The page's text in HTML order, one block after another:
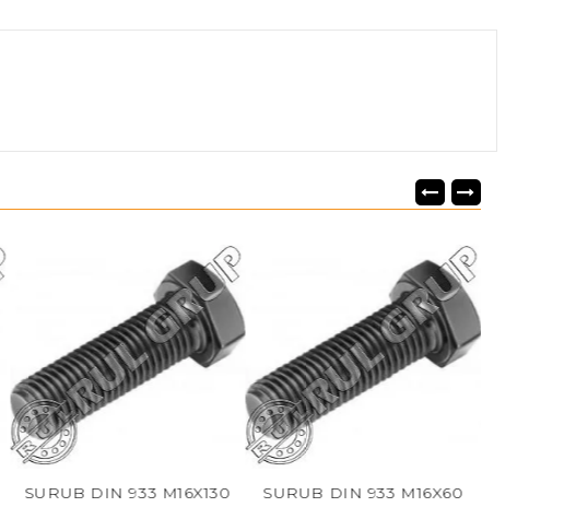
SURUB DIN 933 M16X130
SURUB DIN 933 M16X60